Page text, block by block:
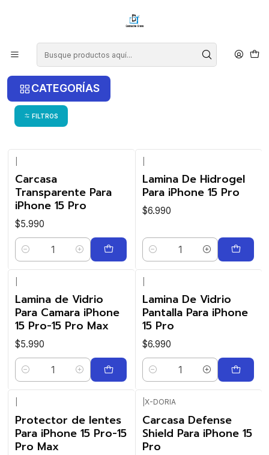
CATEGORÍAS
Inicio iPhone iPhone 15 Pro
iPhone 15 Pro
FILTROS
Carcasa
Transparente Para
iPhone 15 Pro
$5.990
Cantidad
Lamina De Hidrogel
Para iPhone 15 Pro
$6.990
Cantidad
Lamina de Vidrio
Para Camara iPhone
15 Pro-15 Pro Max
$5.990
Cantidad
Lamina De Vidrio
Pantalla Para iPhone
15 Pro
$6.990
Cantidad
Protector de lentes
Para iPhone 15 Pro-15
Pro Max
X-DORIA
Carcasa Defense
Shield Para iPhone 15
Pro